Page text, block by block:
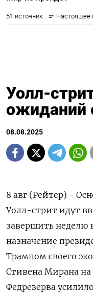
Уолл-
ожиданий
08.08.2025
8 авг (Рейтер) -
Уолл-стрит идут
завершить неделю
назначение
Трампом своего
Стивена Мирана на
Федрезерва